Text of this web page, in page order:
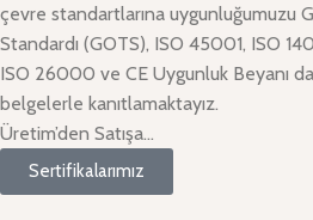
çevre standartlarına uygunluğumuzu
Standardı (GOTS), ISO 45001, ISO
ISO 26000 ve CE Uygunluk Beyanı
belgelerle kanıtlamaktayız.
Üretim’den Satışa…
Sertifikalarımız